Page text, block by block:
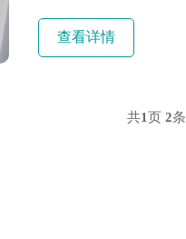
树脂组成，其中玻璃...
查看详情
共1页 2条